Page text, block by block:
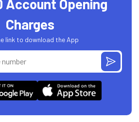
Account Opening
Charges
link to download the App